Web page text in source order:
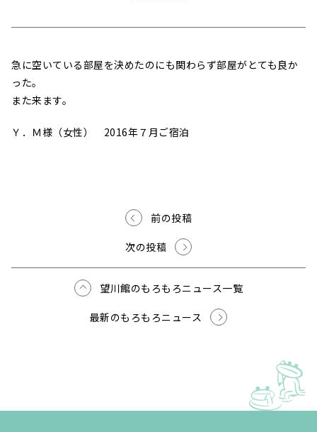
急に空いている部屋を決めたのにも関わらず部屋がとても良か
った。
また来ます。
Ｙ．Ｍ様（女性） 2016年７月ご宿泊
前の投稿
次の投稿
望川館のもろもろニュース一覧
最新のもろもろニュース